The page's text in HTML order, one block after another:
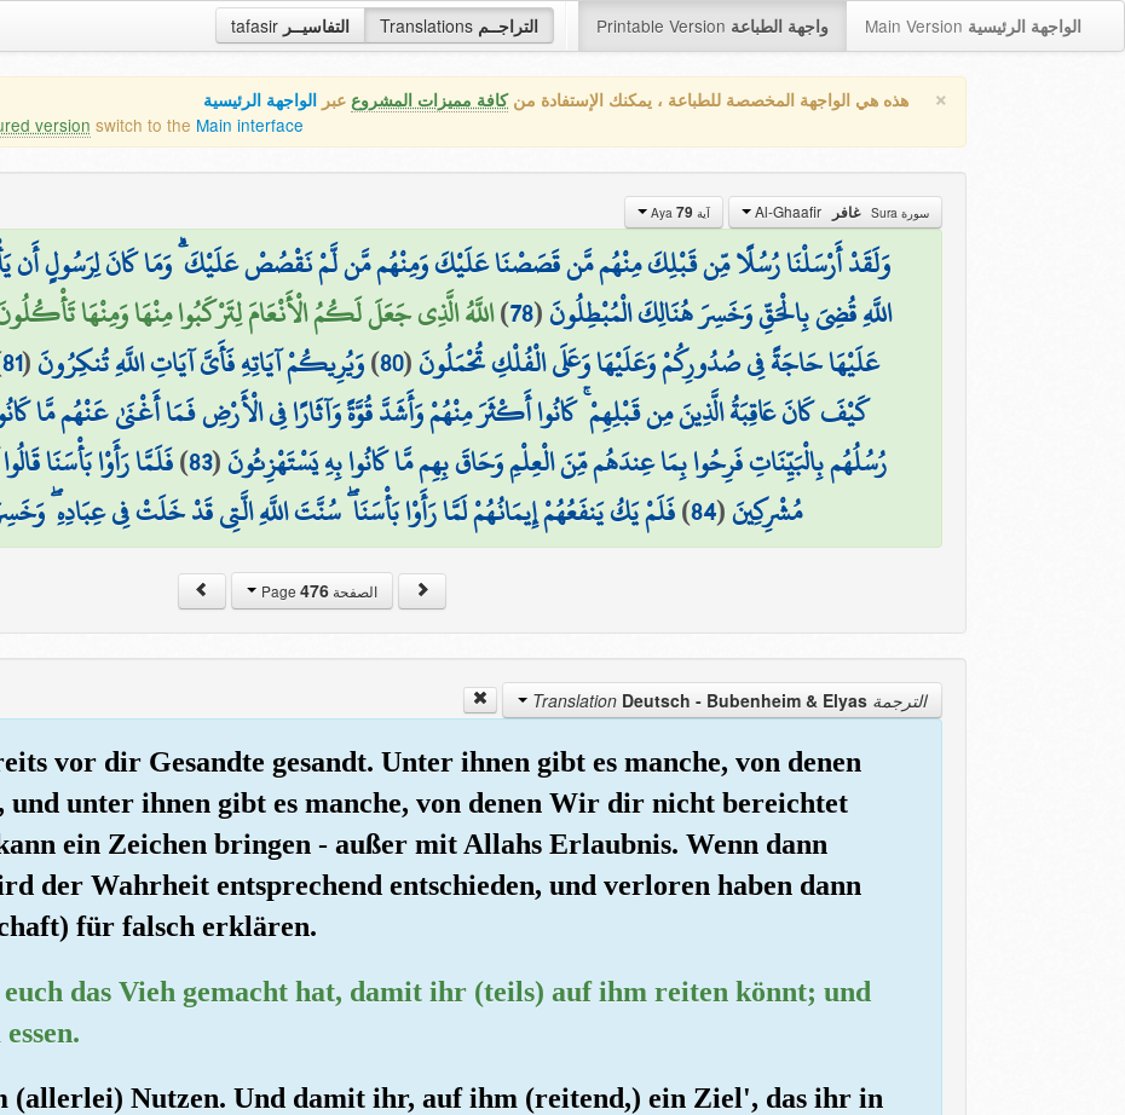
tafasir التفاسيــر Translations التراجــم Printable Version واجهة الطباعة Main Version الواجهة الرئيسية
× هذه هي الواجهة المخصصة للطباعة ، يمكنك الإستفادة منكافة مميزات المشروع عبر الواجهة الرئيسية
version switch to the Main interface
سورة Sura غافر آية Aya 79
وَلَقَدْ أَرْسَلْنَا رُسُلًا مِّن قَبْلِكَ مِنْهُم مَّن قَصَصْنَا عَلَيْكَ وَمِنْهُم مَّن لَّمْ نَقْصُصْ عَلَيْكَ ۗ وَمَا كَانَ لِرَسُولٍ أَن يَأْتِيَ
اللَّهِ قُضِيَ بِالْحَقِّ وَخَسِرَ هُنَالِكَ الْمُبْطِلُونَ(
78
)اللَّهُ الَّذِي جَعَلَ لَكُمُ الْأَنْعَامَ لِتَرْكَبُوا مِنْهَا وَمِنْهَا تَأْكُلُونَ
عَلَيْهَا حَاجَةً فِي صُدُورِكُمْ وَعَلَيْهَا وَعَلَى الْفُلْكِ تُحْمَلُونَ(
80
)وَيُرِيكُمْ آيَاتِهِ فَأَيَّ آيَاتِ اللَّهِ تُنكِرُونَ(
81
كَيْفَ كَانَ عَاقِبَةُ الَّذِينَ مِن قَبْلِهِمْ ۚ كَانُوا أَكْثَرَ مِنْهُمْ وَأَشَدَّ قُوَّةً وَآثَارًا فِي الْأَرْضِ فَمَا أَغْنَىٰ عَنْهُم مَّا
رُسُلُهُم بِالْبَيِّنَاتِ فَرِحُوا بِمَا عِندَهُم مِّنَ الْعِلْمِ وَحَاقَ بِهِم مَّا كَانُوا بِهِ يَسْتَهْزِئُونَ(
83
)فَلَمَّا رَأَوْا بَأْسَنَا
مُشْرِكِينَ(
84
)فَلَمْ يَكُ يَنفَعُهُمْ إِيمَانُهُمْ لَمَّا رَأَوْا بَأْسَنَا ۖ سُنَّتَ اللَّهِ الَّتِي قَدْ خَلَتْ فِي عِبَادِهِ
الصفحة Page476
الترجمة Translation Deutsch - Bubenheim & Elyas
vor dir Gesandte gesandt. Unter ihnen gibt es manche, von denen
unter ihnen gibt es manche, von denen Wir dir nicht bereichtet
ein Zeichen bringen - außer mit Allahs Erlaubnis. Wenn dann
der Wahrheit entsprechend entschieden, und verloren haben dann
für falsch erklären.
das Vieh gemacht hat, damit ihr (teils) auf ihm reiten könnt; und
(allerlei) Nutzen. Und damit ihr, auf ihm (reitend,) ein Ziel', das ihr in